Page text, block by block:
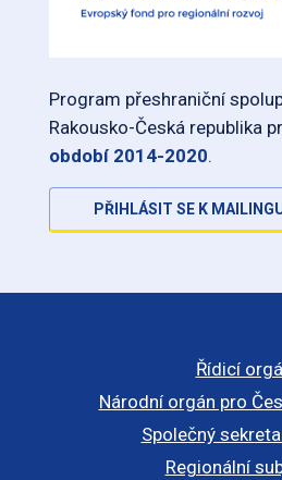
Program přeshraniční
Rakousko-Česká republika
období 2014-2020.
PŘIHLÁSIT SE K
Řídicí
Národní orgán pro
Společný
Regionální